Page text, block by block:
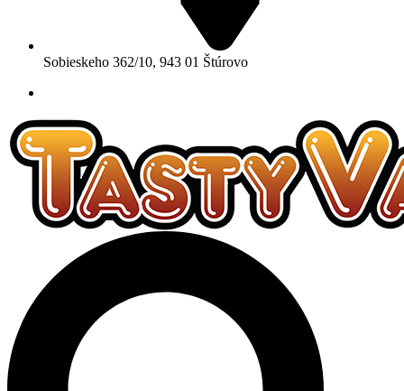
Sobieskeho 362/10, 943 01 Štúrovo